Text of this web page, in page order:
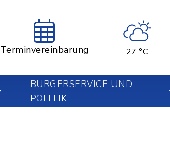
Terminvereinbarung 27 °C
BÜRGERSERVICE UND
POLITIK